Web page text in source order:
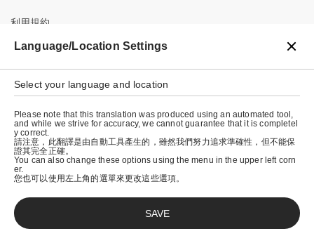
利用規約
プライバシーポリシー
特定商取引法に基づく表示
会社概要
© graniph inc.
Language/Location Settings
Select your language and location
Please note that this translation was produced using an automated tool,
and while we strive for accuracy, we cannot guarantee that it is completel
y correct.
請注意，此翻譯是由自動工具產生的，雖然我們努力追求準確性，但不能保
證其完全正確。
You can also change these options using the menu in the upper left corn
er.
您也可以使用左上角的選單來更改這些選項。
SAVE